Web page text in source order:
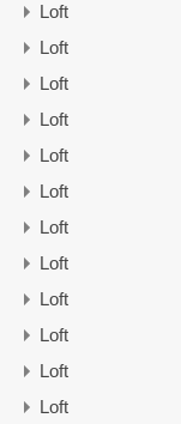
Loft
Loft
Loft
Loft
Loft
Loft
Loft
Loft
Loft
Loft
Loft
Loft